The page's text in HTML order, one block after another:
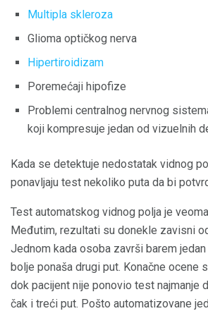
Multipla skleroza
Glioma optičkog nerva
Hipertiroidizam
Poremećaji hipofize
Problemi centralnog nervnog
koji kompresuje jedan od vizuelnih
Kada se detektuje nedostatak vidnog
ponavljaju test nekoliko puta da bi
Test automatskog vidnog polja je
Međutim, rezultati su donekle zavisni
Jednom kada osoba završi barem
bolje ponaša drugi put. Konačne ocene
dok pacijent nije ponovio test najmanje
čak i treći put. Pošto automatizovane